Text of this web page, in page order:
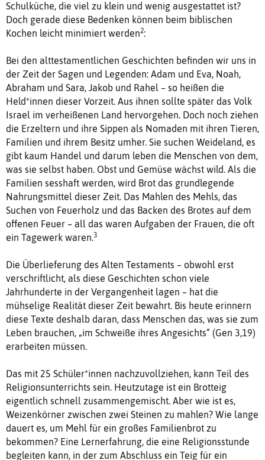
Schulküche, die viel zu klein und wenig ausgestattet ist?
Doch gerade diese Bedenken können beim biblischen
Kochen leicht minimiert werden2:
Bei den alttestamentlichen Geschichten befinden wir uns in
der Zeit der Sagen und Legenden: Adam und Eva, Noah,
Abraham und Sara, Jakob und Rahel – so heißen die
Held*innen dieser Vorzeit. Aus ihnen sollte später das Volk
Israel im verheißenen Land hervorgehen. Doch noch ziehen
die Erzeltern und ihre Sippen als Nomaden mit ihren Tieren,
Familien und ihrem Besitz umher. Sie suchen Weideland, es
gibt kaum Handel und darum leben die Menschen von dem,
was sie selbst haben. Obst und Gemüse wächst wild. Als die
Familien sesshaft werden, wird Brot das grundlegende
Nahrungsmittel dieser Zeit. Das Mahlen des Mehls, das
Suchen von Feuerholz und das Backen des Brotes auf dem
offenen Feuer – all das waren Aufgaben der Frauen, die oft
ein Tagewerk waren.3
Die Überlieferung des Alten Testaments – obwohl erst
verschriftlicht, als diese Geschichten schon viele
Jahrhunderte in der Vergangenheit lagen – hat die
mühselige Realität dieser Zeit bewahrt. Bis heute erinnern
diese Texte deshalb daran, dass Menschen das, was sie zum
Leben brauchen, „im Schweiße ihres Angesichts“ (Gen 3,19)
erarbeiten müssen.
Das mit 25 Schüler*innen nachzuvollziehen, kann Teil des
Religionsunterrichts sein. Heutzutage ist ein Brotteig
eigentlich schnell zusammengemischt. Aber wie ist es,
Weizenkörner zwischen zwei Steinen zu mahlen? Wie lange
dauert es, um Mehl für ein großes Familienbrot zu
bekommen? Eine Lernerfahrung, die eine Religionsstunde
begleiten kann, in der zum Abschluss ein Teig für ein